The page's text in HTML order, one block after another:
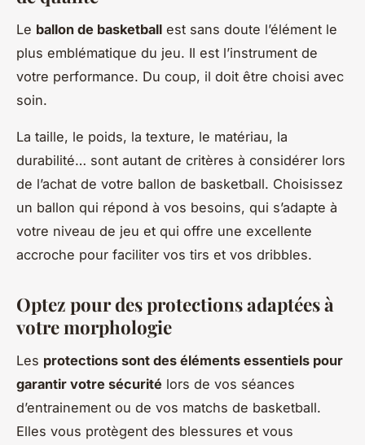
Le ballon de basketball est sans doute l’élément le
plus emblématique du jeu. Il est l’instrument de
votre performance. Du coup, il doit être choisi avec
soin.
La taille, le poids, la texture, le matériau, la
durabilité… sont autant de critères à considérer lors
de l’achat de votre ballon de basketball. Choisissez
un ballon qui répond à vos besoins, qui s’adapte à
votre niveau de jeu et qui offre une excellente
accroche pour faciliter vos tirs et vos dribbles.
Optez pour des protections adaptées à
votre morphologie
Les protections sont des éléments essentiels pour
garantir votre sécurité lors de vos séances
d’entrainement ou de vos matchs de basketball.
Elles vous protègent des blessures et vous